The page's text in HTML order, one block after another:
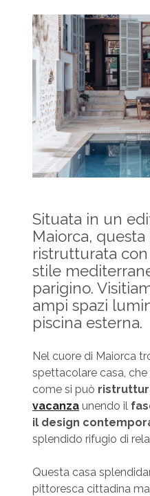
Situata in un
Maiorca, questa
ristrutturata
stile
parigino.
ampi spazi
piscina esterna.
Nel cuore di Maiorca
spettacolare casa,
come si può
vacanzaunendo il
il design
splendido rifugio di
Questa casa
pittoresca cittadina